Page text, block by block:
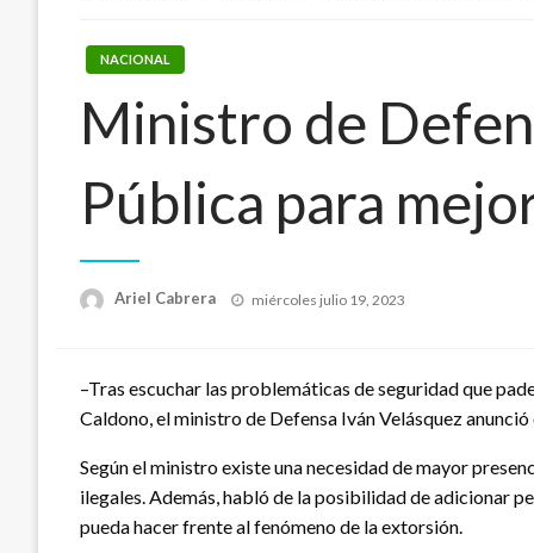
NACIONAL
Ministro de
Pública para
Ariel Cabrera
Publicado
miércoles julio 19, 2023
–Tras escuchar las problemáticas de seguridad que
Caldono, el ministro de Defensa Iván Velásquez
Según el ministro existe una necesidad de mayor
ilegales. Además, habló de la posibilidad de adicionar
pueda hacer frente al fenómeno de la extorsión.